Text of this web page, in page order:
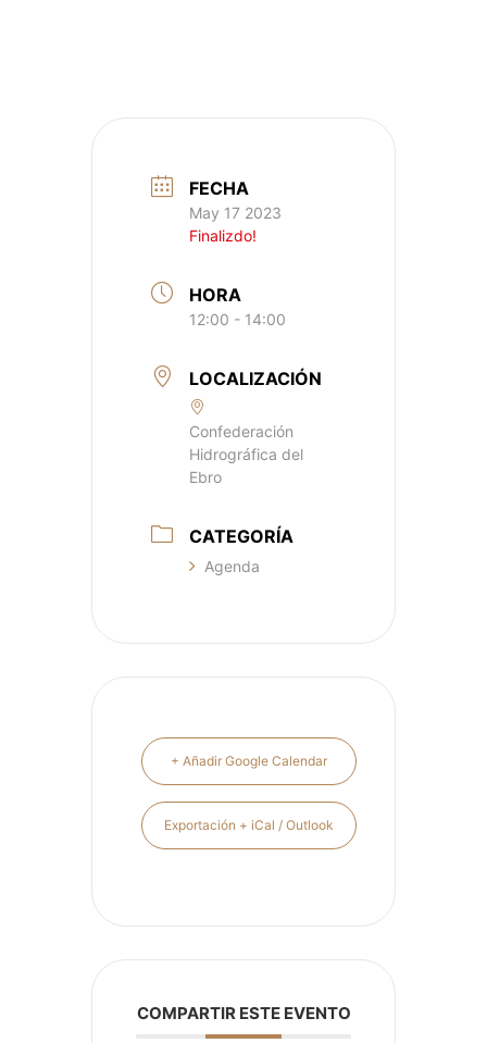
FECHA
May 17 2023
Finalizdo!
HORA
12:00 - 14:00
LOCALIZACIÓN
Confederación
Hidrográfica del
Ebro
CATEGORÍA
Agenda
+ Añadir Google Calendar
Exportación + iCal / Outlook
COMPARTIR ESTE EVENTO